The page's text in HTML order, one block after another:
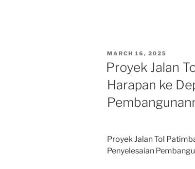
POSTED
ON
MARCH 16, 2025
Proyek Jalan
Harapan ke
Proyek Jalan Tol
Penyelesaian